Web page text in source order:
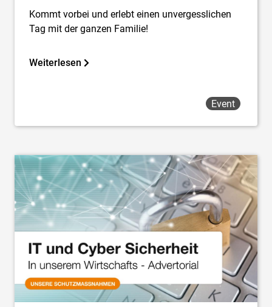
Kommt vorbei und erlebt einen unvergesslichen
Tag mit der ganzen Familie!
Weiterlesen
Event